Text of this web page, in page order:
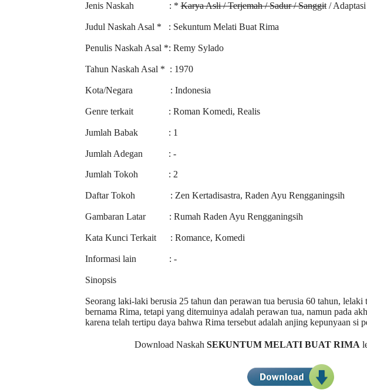
Jenis Naskah : *Karya Asli / Terjemah / Sadur / Sanggit/ Adaptasi
Judul Naskah Asal * : Sekuntum Melati Buat Rima
Penulis Naskah Asal *: Remy Sylado
Tahun Naskah Asal * : 1970
Kota/Negara : Indonesia
Genre terkait : Roman Komedi, Realis
Jumlah Babak : 1
Jumlah Adegan : -
Jumlah Tokoh : 2
Daftar Tokoh : Zen Kertadisastra, Raden Ayu Rengganingsih
Gambaran Latar : Rumah Raden Ayu Rengganingsih
Kata Kunci Terkait : Romance, Komedi
Informasi lain : -
Sinopsis
Seorang laki-laki berusia 25 tahun dan perawan tua berusia 60 tahun, lelaki
bernama Rima, tetapi yang ditemuinya adalah perawan tua, namun pada
karena telah tertipu daya bahwa Rima tersebut adalah anjing kepunyaan si
Download Naskah SEKUNTUM MELATI BUAT RIMA